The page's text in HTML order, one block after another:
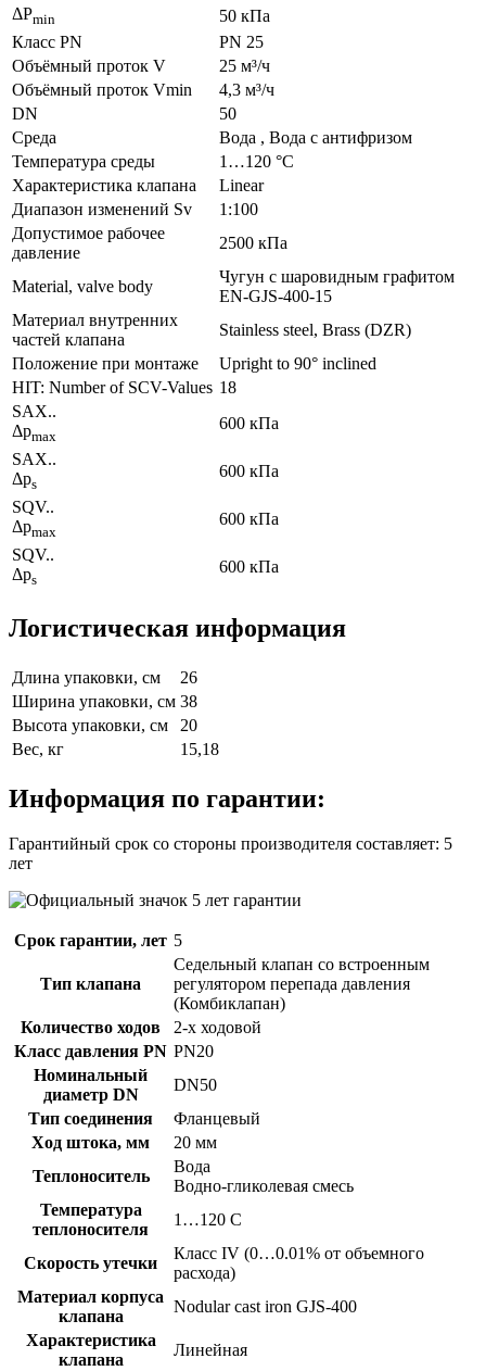
ΔPmin
50 кПа
Класс PN
PN 25
Объёмный проток V
25 м³/ч
Объёмный проток Vmin
4,3 м³/ч
DN
50
Среда
Bодa , Bодa с антифризом
Температура среды
1…120 °C
Характеристика клапана
Linear
Диапазон изменений Sv
1:100
Допустимое рабочее
давление
2500 кПа
Material, valve body
Чугун с шаровидным графитом
EN-GJS-400-15
Материал внутренних
частeй клапана
Stainless steel, Brass (DZR)
Положение при монтаже
Upright to 90° inclined
HIT: Number of SCV-Values 18
SAX..
Δpmax
600 кПа
SAX..
Δps
600 кПа
SQV..
Δpmax
600 кПа
SQV..
Δps
600 кПа
Логистическая информация
Длина упаковки, см
26
Ширина упаковки, см 38
Высота упаковки, см
20
Вес, кг
15,18
Информация по гарантии:
Гарантийный срок со стороны производителя составляет: 5
лет
Срок гарантии, лет 5
Тип клапана
Седельный клапан со встроенным
регулятором перепада давления
(Комбиклапан)
Количество ходов
2-х ходовой
Класс давления PN PN20
Номинальный
диаметр DN
DN50
Тип соединения
Фланцевый
Ход штока, мм
20 мм
Теплоноситель
Вода
Водно-гликолевая смесь
Температура
теплоносителя
1…120 C
Скорость утечки
Класс IV (0…0.01% от объемного
расхода)
Материал корпуса
клапана
Nodular cast iron GJS-400
Характеристика
клапана
Линейная